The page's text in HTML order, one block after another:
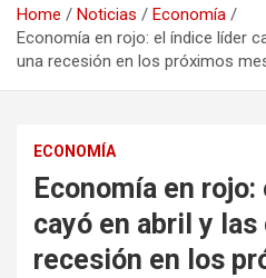
Home Noticias
Economía
Economía en rojo: el índice líder
una recesión en los próximos
ECONOMÍA
Economía en
cayó en abril y
recesión en los